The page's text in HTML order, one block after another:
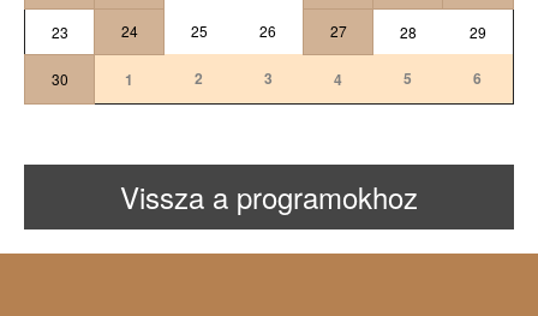
23 24 25 26 27 28 29
30 1 2 3 4 5 6
Vissza a programokhoz